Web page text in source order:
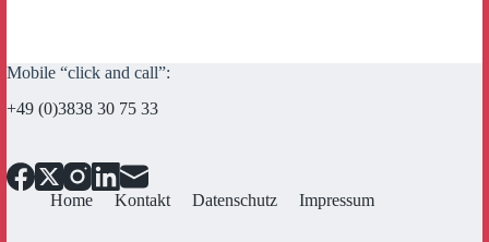
Mobile “click and call”:
+49 (0)3838 30 75 33
Home Kontakt Datenschutz Impressum